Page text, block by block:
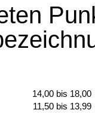
14,00 bis 18,00
11,50 bis 13,99